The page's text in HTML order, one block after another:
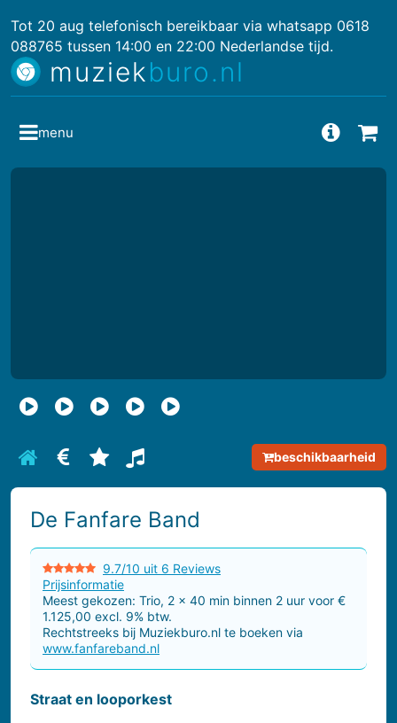
Tot 20 aug telefonisch bereikbaar via whatsapp 0618
088765 tussen 14:00 en 22:00 Nederlandse tijd.
muziekburo.nl
Bekijk biografie van De Fanfare Band
Bekijk prijsinformatie van De Fanfare Band
Bekijk reviews van De Fanfare Band
Bekijk repertoire van De Fanfare Band
beschikbaarheid
De Fanfare Band
9.7/10 uit 6 Reviews
Prijsinformatie
Meest gekozen: Trio, 2 x 40 min binnen 2 uur voor €
1.125,00 excl. 9% btw.
Rechtstreeks bij Muziekburo.nl te boeken via
www.fanfareband.nl
Straat en looporkest
menu